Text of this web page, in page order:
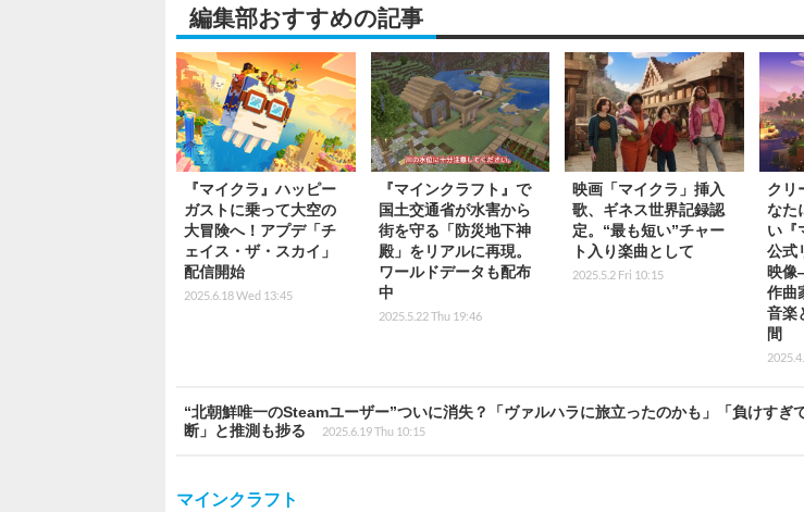
編集部おすすめの記事
『マイクラ』ハッピー
ガストに乗って大空の
大冒険へ！アプデ「チ
ェイス・ザ・スカイ」
配信開始
2025.6.18 Wed 13:45
『マインクラフト』で
国土交通省が水害から
街を守る「防災地下神
殿」をリアルに再現。
ワールドデータも配布
中
2025.5.22 Thu 19:46
映画「マイクラ」挿入
歌、ギネス世界記録認
定。“最も短い”チャー
ト入り楽曲として
2025.5.2 Fri 10:15
クリ
なた
い『
公式
映像
作曲
音楽
間
“北朝鮮唯一のSteamユーザー”ついに消失？「ヴァルハラに旅立ったのかも」「負けすぎ
断」と推測も捗る
2025.6.19 Thu 10:15
マインクラフト